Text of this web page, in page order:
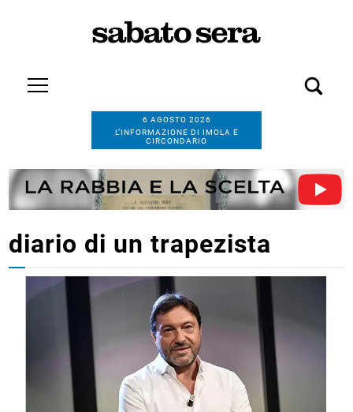
6 AGOSTO 2026
L’INFORMAZIONE DI IMOLA E
CIRCONDARIO
diario di un trapezista